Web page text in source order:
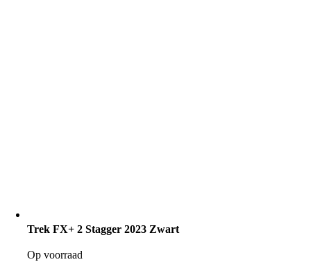
Trek FX+ 2 Stagger 2023 Zwart
Op voorraad